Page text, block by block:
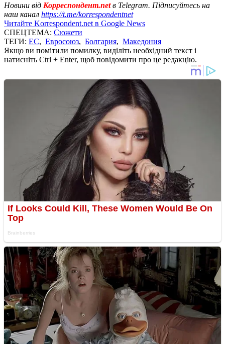
Новини від Корреспондент.netв Telegram. Підписуйтесь на
наш канал https://t.me/korrespondentnet
Читайте Korrespondent.net в Google News
СПЕЦТЕМА: Сюжети
ТЕГИ: ЕС, Евросоюз, Болгария, Македония
Якщо ви помітили помилку, виділіть необхідний текст і
натисніть Ctrl + Enter, щоб повідомити про це редакцію.